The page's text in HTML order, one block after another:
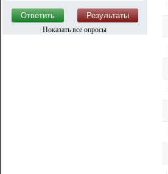
Показать все опросы